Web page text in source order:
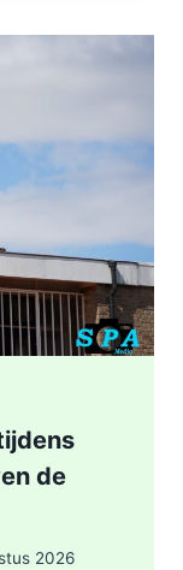
de
2026